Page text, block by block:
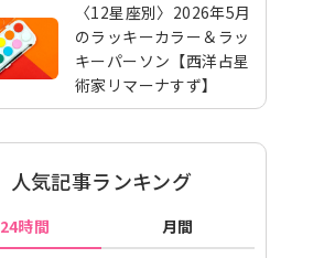
〈12星座別〉2026年5月
のラッキーカラー＆ラッ
キーパーソン【西洋占星
術家リマーナすず】
人気記事ランキング
24時間 月間